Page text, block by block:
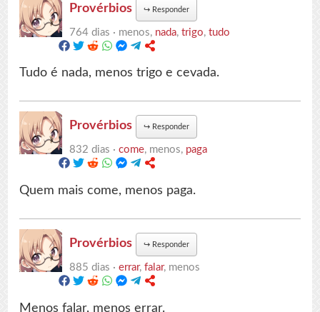
Provérbios ↪ Responder
764 dias · menos, nada,trigo,tudo
Tudo é nada, menos trigo e cevada.
Provérbios ↪ Responder
832 dias ·come, menos, paga
Quem mais come, menos paga.
Provérbios ↪ Responder
885 dias ·errar,falar, menos
Menos falar, menos errar.